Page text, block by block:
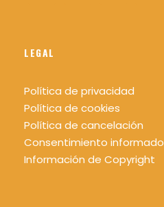
LEGAL
Política de privacidad
Política de cookies
Política de cancelación
Consentimiento informado
Información de Copyright